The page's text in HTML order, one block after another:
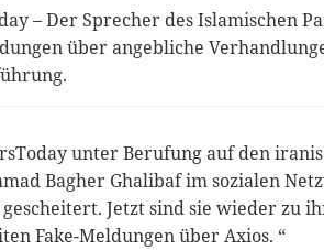
– Der Sprecher des Islamischen
über angebliche
unter Berufung auf den
Bagher Ghalibaf im sozialen
gescheitert. Jetzt sind sie wieder zu
Fake-Meldungen über Axios. “